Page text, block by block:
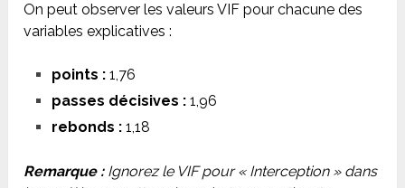
On peut observer les valeurs VIF pour chacune des
variables explicatives :
points :1,76
passes décisives :1,96
rebonds :1,18
Remarque :Ignorez le VIF pour « Interception » dans